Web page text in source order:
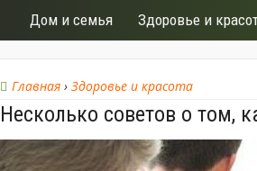
Дом и семья Здоровье и
Главная › Здоровье и красота
Несколько советов о том,